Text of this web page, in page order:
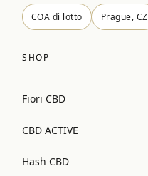
COA di lotto Prague, CZ
SHOP
Fiori CBD
CBD ACTIVE
Hash CBD